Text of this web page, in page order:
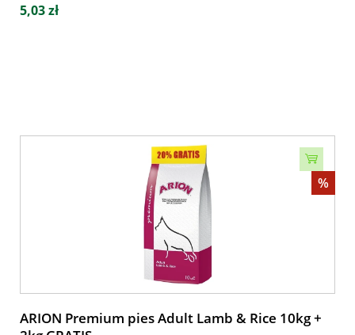
5,03 zł
%
ARION Premium pies Adult Lamb & Rice 10kg +